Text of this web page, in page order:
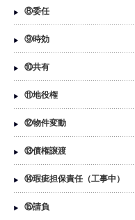
⑧委任
⑨時効
⑩共有
⑪地役権
⑫物件変動
⑬債権譲渡
⑭瑕疵担保責任（工事中）
⑮請負